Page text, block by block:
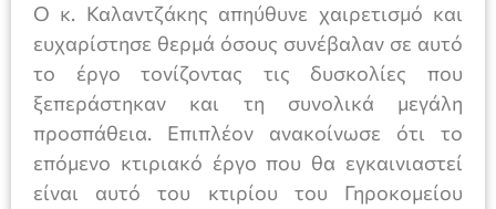
Ο κ. Καλαντζάκης απηύθυνε χαιρετισμό και
ευχαρίστησε θερμά όσους συνέβαλαν σε αυτό
το έργο τονίζοντας τις δυσκολίες που
ξεπεράστηκαν και τη συνολικά μεγάλη
προσπάθεια. Επιπλέον ανακοίνωσε ότι το
επόμενο κτιριακό έργο που θα εγκαινιαστεί
είναι αυτό του κτιρίου του Γηροκομείου